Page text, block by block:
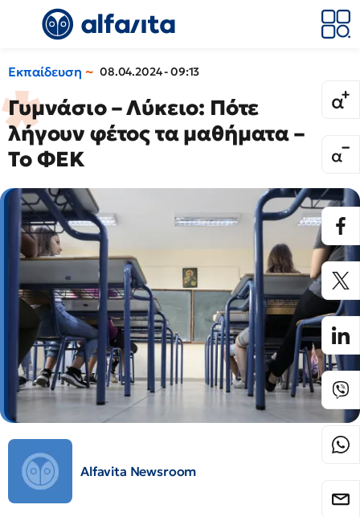
Εκπαίδευση 08.04.2024 - 09:13
Γυμνάσιο – Λύκειο: Πότε
λήγουν φέτος τα μαθήματα –
Το ΦΕΚ
Alfavita Newsroom